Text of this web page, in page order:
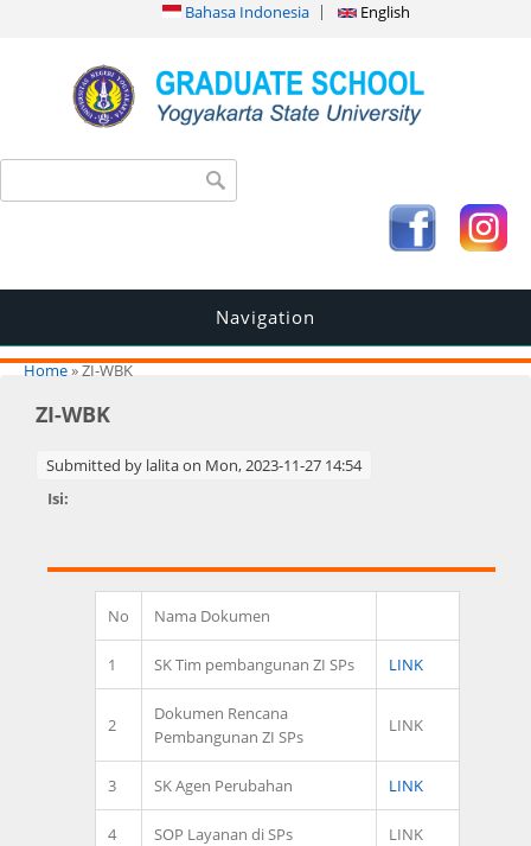
Bahasa Indonesia English
Search form
Navigation
You are here
Home» ZI-WBK
ZI-WBK
Submitted by lalitaon Mon, 2023-11-27 14:54
Isi:
No Nama Dokumen
1 SK Tim pembangunan ZI SPs LINK
2
Dokumen Rencana
Pembangunan ZI SPs
LINK
3 SK Agen Perubahan LINK
4 SOP Layanan di SPs LINK